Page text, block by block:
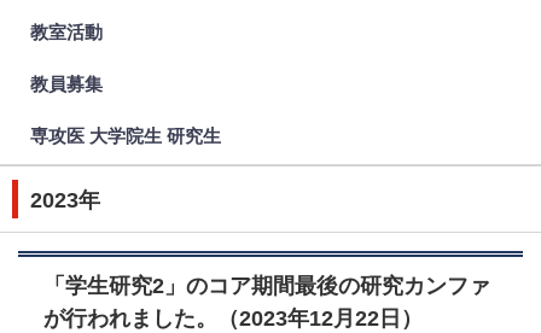
教室活動
教員募集
専攻医 大学院生 研究生
2023年
「学生研究2」のコア期間最後の研究カンファ
が行われました。（2023年12月22日）